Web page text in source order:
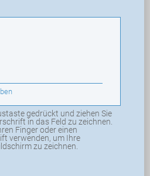
gedrückt und ziehen Sie
in das Feld zu zeichnen.
Finger oder einen
verwenden, um Ihre
zu zeichnen.